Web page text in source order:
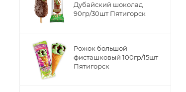
Дубайский шоколад
90гр/30шт Пятигорск
Рожок большой
фисташковый 100гр/15шт
Пятигорск